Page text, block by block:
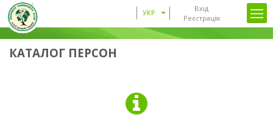
Вхід
Реєстрація
УКР
КАТАЛОГ ПЕРСОН